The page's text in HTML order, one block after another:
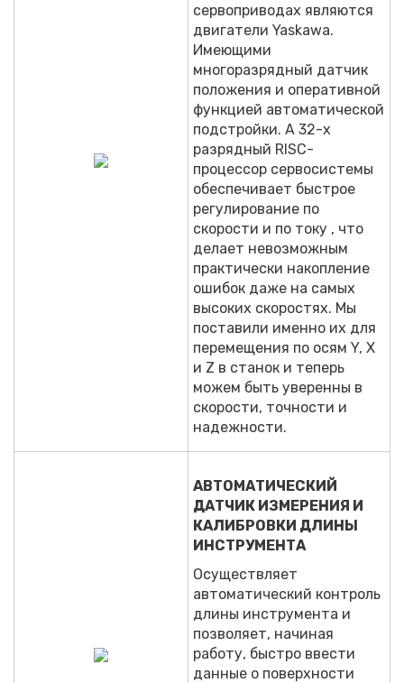
сервоприводах являются
двигатели Yaskawa.
Имеющими
многоразрядный датчик
положения и оперативной
функцией автоматической
подстройки. А 32-х
разрядный RISC-
процессор сервосистемы
обеспечивает быстрое
регулирование по
скорости и по току , что
делает невозможным
практически накопление
ошибок даже на самых
высоких скоростях. Мы
поставили именно их для
перемещения по осям Y, X
и Z в станок и теперь
можем быть уверенны в
скорости, точности и
надежности.
АВТОМАТИЧЕСКИЙ
ДАТЧИК ИЗМЕРЕНИЯ И
КАЛИБРОВКИ ДЛИНЫ
ИНСТРУМЕНТА
Осуществляет
автоматический контроль
длины инструмента и
позволяет, начиная
работу, быстро ввести
данные о поверхности